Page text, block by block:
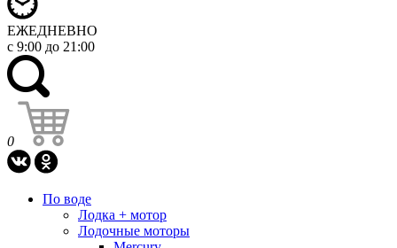
ЕЖЕДНЕВНО
с 9:00 до 21:00
0
По воде
Лодка + мотор
Лодочные моторы